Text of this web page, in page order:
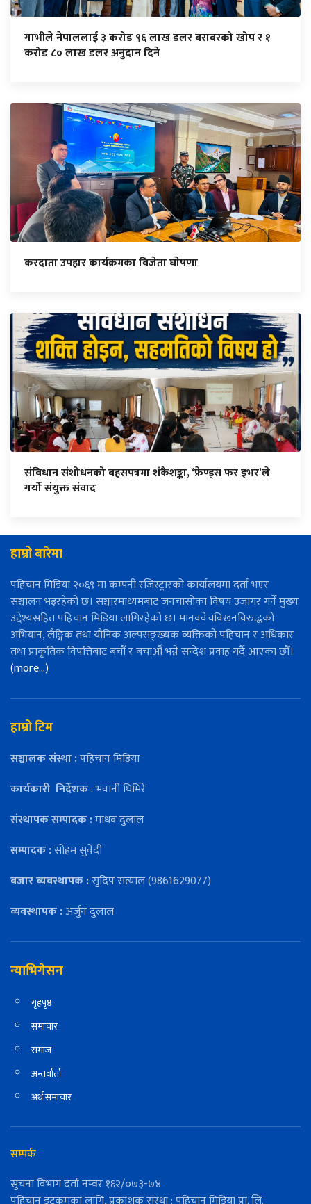
गाभीले नेपाललाई ३ करोड ९६ लाख डलर बराबरको खोप र १
करोड ८० लाख डलर अनुदान दिने
करदाता उपहार कार्यक्रमका विजेता घाेषणा
संविधान संशोधनको बहसपत्रमा शंकैशङ्का, ‘फ्रेण्ड्स फर इभर’ले
गर्यो संयुक्त संवाद
हाम्रो बारेमा
पहिचान मिडिया २०६९ मा कम्पनी रजिस्ट्रारको कार्यालयमा दर्ता भएर
सञ्चालन भइरहेको छ। सञ्चारमाध्यमबाट जनचासोका विषय उजागर गर्ने मुख्य
उद्देश्यसहित पहिचान मिडिया लागिरहेको छ। मानववेचविखनविरुद्धको
अभियान, लैङ्गिक तथा यौनिक अल्पसङ्ख्यक व्यक्तिको पहिचान र अधिकार
तथा प्राकृतिक विपत्तिबाट बचौँ र बचाऔँ भन्ने सन्देश प्रवाह गर्दै आएका छौँ।
(more…)
हाम्रो टिम
सञ्चालक संस्था :पहिचान मिडिया
कार्यकारी निर्देशक: भवानी घिमिरे
संस्थापक सम्पादक :माधव दुलाल
सम्पादक :सोहम सुवेदी
बजार ब्यवस्थापक :सुदिप सत्याल (9861629077)
व्यवस्थापक :अर्जुन दुलाल
न्याभिगेसन
गृहपृष्ठ
समाचार
समाज
अन्तर्वार्ता
अर्थ समाचार
सम्पर्क
सुचना विभाग दर्ता नम्वर १६२/०७३-७४